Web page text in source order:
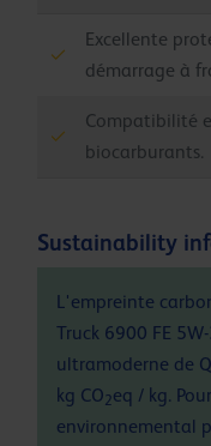
Excellente
démarrage à
Compatibilité
biocarburants.
Sustainability
L'empreinte
Truck 6900 FE
ultramoderne de
kg CO2eq / kg.
environnemental